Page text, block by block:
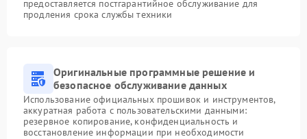
предоставляется постгарантийное обслуживание для
продления срока службы техники
Оригинальные программные решение и
безопасное обслуживание данных
Использование официальных прошивок и инструментов,
аккуратная работа с пользовательскими данными:
резервное копирование, конфиденциальность и
восстановление информации при необходимости